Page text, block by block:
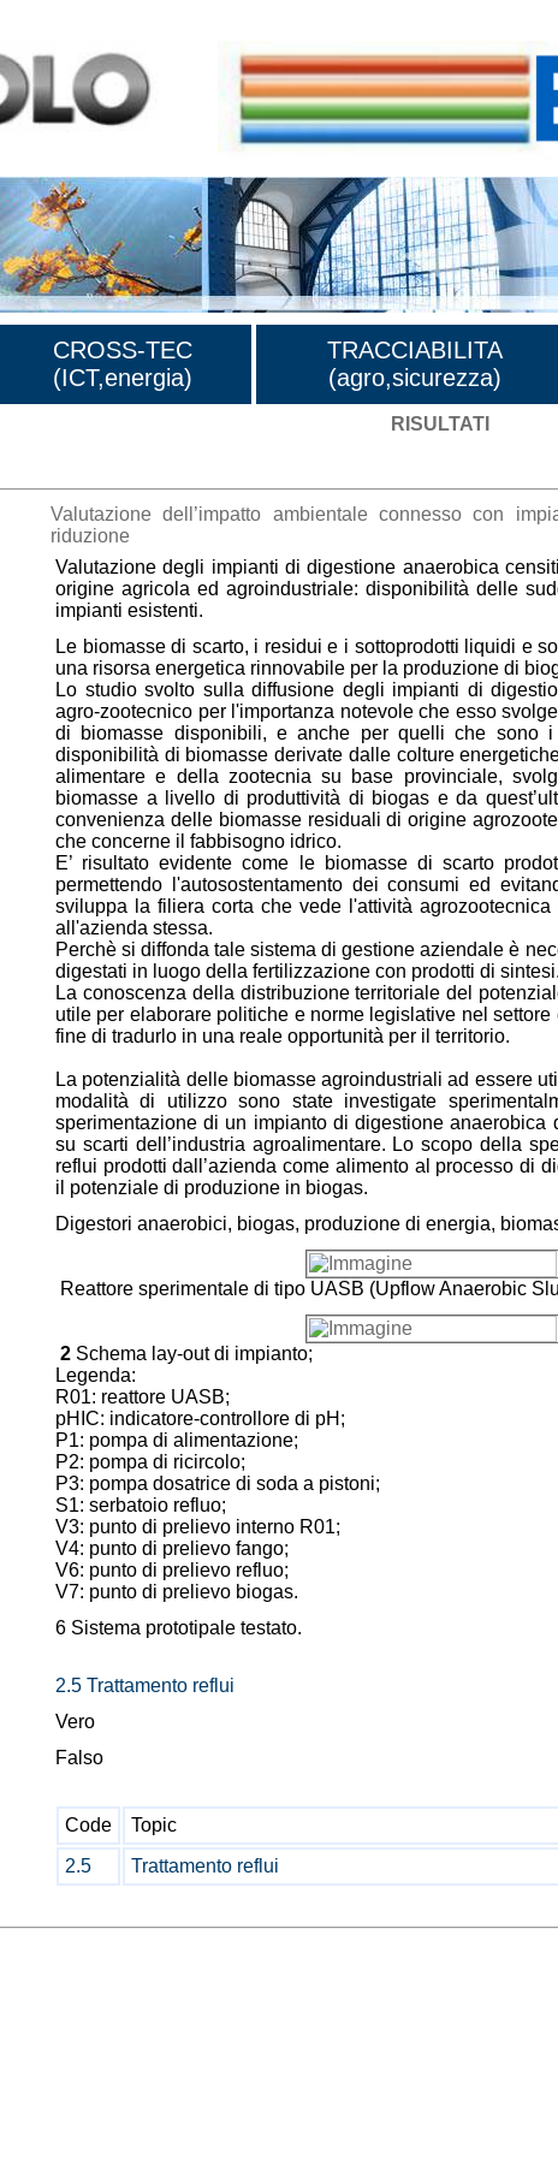
CROSS-TEC
(ICT,energia)
TRACCIABILITA
(agro,sicurezza)
RISULTATI
Valutazione dell’impatto ambientale connesso con
riduzione
Valutazione degli impianti di digestione anaerobica
origine agricola ed agroindustriale: disponibilità delle
impianti esistenti.
Le biomasse di scarto, i residui e i sottoprodotti liquidi e
una risorsa energetica rinnovabile per la produzione di
Lo studio svolto sulla diffusione degli impianti di
agro-zootecnico per l'importanza notevole che esso
di biomasse disponibili, e anche per quelli che sono i
disponibilità di biomasse derivate dalle colture
alimentare e della zootecnia su base provinciale,
biomasse a livello di produttività di biogas e da
convenienza delle biomasse residuali di origine
che concerne il fabbisogno idrico.
E’ risultato evidente come le biomasse di scarto
permettendo l'autosostentamento dei consumi ed
sviluppa la filiera corta che vede l'attività
all'azienda stessa.
Perchè si diffonda tale sistema di gestione aziendale è
digestati in luogo della fertilizzazione con prodotti di sintesi.
La conoscenza della distribuzione territoriale del
utile per elaborare politiche e norme legislative nel
fine di tradurlo in una reale opportunità per il territorio.
La potenzialità delle biomasse agroindustriali ad essere
modalità di utilizzo sono state investigate
sperimentazione di un impianto di digestione
su scarti dell’industria agroalimentare. Lo scopo della
reflui prodotti dall’azienda come alimento al processo di
il potenziale di produzione in biogas.
Digestori anaerobici, biogas, produzione di energia,
Reattore sperimentale di tipo UASB (Upflow Anaerobic
2 Schema lay-out di impianto;
Legenda:
R01: reattore UASB;
pHIC: indicatore-controllore di pH;
P1: pompa di alimentazione;
P2: pompa di ricircolo;
P3: pompa dosatrice di soda a pistoni;
S1: serbatoio refluo;
V3: punto di prelievo interno R01;
V4: punto di prelievo fango;
V6: punto di prelievo refluo;
V7: punto di prelievo biogas.
6 Sistema prototipale testato.
2.5 Trattamento reflui
Vero
Falso
Code Topic
2.5
Trattamento reflui